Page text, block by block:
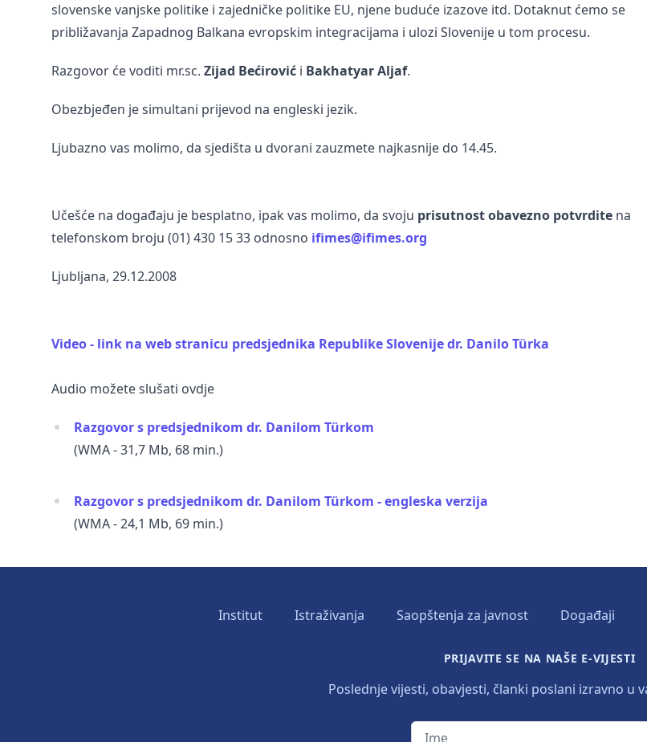
slovenske vanjske politike i zajedničke politike EU, njene buduće izazove itd. Dotaknut ćemo se
približavanja Zapadnog Balkana evropskim integracijama i ulozi Slovenije u tom procesu.
Razgovor će voditi mr.sc. Zijad Bećirović i Bakhatyar Aljaf.
Obezbjeđen je simultani prijevod na engleski jezik.
Ljubazno vas molimo, da sjedišta u dvorani zauzmete najkasnije do 14.45.
Učešće na događaju je besplatno, ipak vas molimo, da svoju prisutnost obavezno potvrdite na
telefonskom broju (01) 430 15 33 odnosno ifimes@ifimes.org
Ljubljana, 29.12.2008
Video - link na web stranicu predsjednika Republike Slovenije dr. Danilo Türka
Audio možete slušati ovdje
Razgovor s predsjednikom dr. Danilom Türkom
(WMA - 31,7 Mb, 68 min.)
Razgovor s predsjednikom dr. Danilom Türkom - engleska verzija
(WMA - 24,1 Mb, 69 min.)
Institut Istraživanja Saopštenja za javnost Događaji
PRIJAVITE SE NA NAŠE E-VIJESTI
Poslednje vijesti, obavjesti, članki poslani izravno u
Ime
Prezime
E-mail adresa
Jezik vijesti